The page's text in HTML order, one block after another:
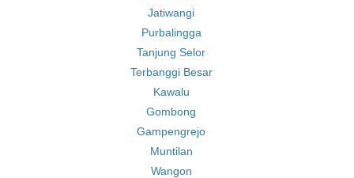
Jatiwangi
Purbalingga
Tanjung Selor
Terbanggi Besar
Kawalu
Gombong
Gampengrejo
Muntilan
Wangon